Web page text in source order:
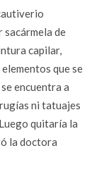
sacármela de
capilar,
que se
encuentra a
ni tatuajes
quitaría la
la doctora